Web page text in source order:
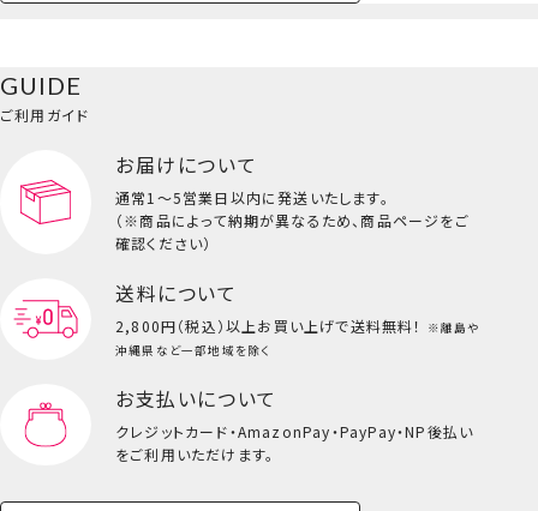
ポーチ&ハンドクリームセット＜かばちゃん＞
イクアップ
ビューティーコスメ一覧を見る
バッグ・タオル・
小物
キッズ一覧を見る
GUIDE
ご利用ガイド
お届けについて
通常1～5営業日以内に発送いたします。
（※商品によって納期が異なるため、商品ページをご
確認ください）
送料について
2,800円（税込）以上お買い上げで送料無料！
※離島や
沖縄県など一部地域を除く
お支払いについて
クレジットカード・AmazonPay・PayPay・NP後払い
をご利用いただけます。